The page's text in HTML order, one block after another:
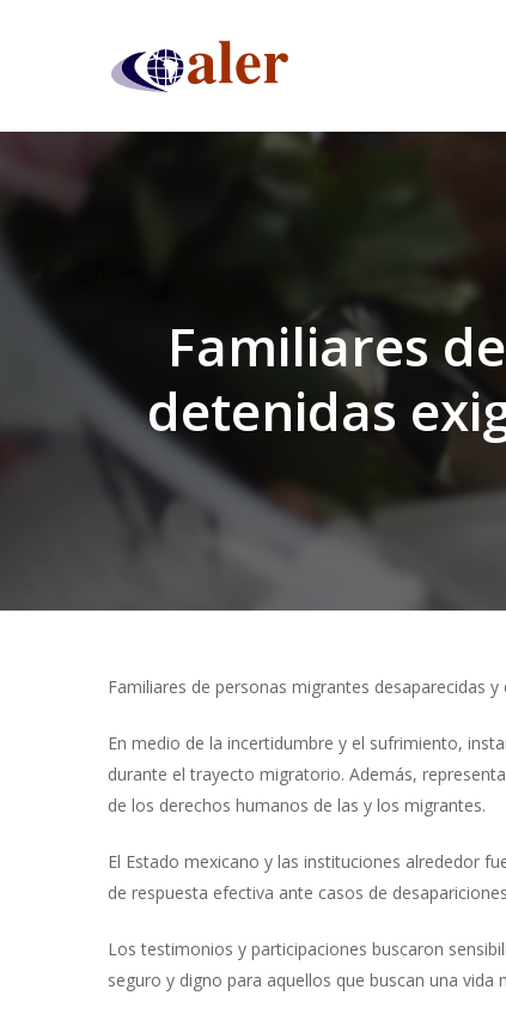
Presiona "ENTER" para buscar o "ESC" para cerrar
Familiares
detenidas
Familiares de personas migrantes desaparecidas
En medio de la incertidumbre y el sufrimiento,
durante el trayecto migratorio. Además,
de los derechos humanos de las y los migrantes.
El Estado mexicano y las instituciones alrededor
de respuesta efectiva ante casos de
Los testimonios y participaciones buscaron
seguro y digno para aquellos que buscan una vida